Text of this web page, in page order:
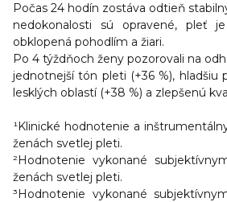
Počas 24 hodín zostáva odtieň
nedokonalosti sú opravené, pleť
obklopená pohodlím a žiari.
Po 4 týždňoch ženy pozorovali na
jednotnejší tón pleti (+36 %), hladšiu
lesklých oblastí (+38 %) a zlepšenú
¹Klinické hodnotenie a
ženách svetlej pleti.
²Hodnotenie vykonané
ženách svetlej pleti.
³Hodnotenie vykonané